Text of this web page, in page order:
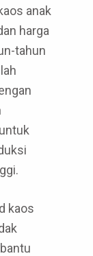
anak
harga
tahun
kaos